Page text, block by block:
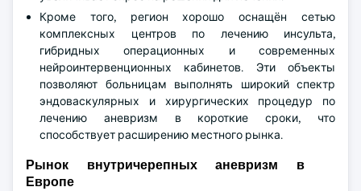
Кроме того, регион хорошо оснащён сетью
комплексных центров по лечению инсульта,
гибридных операционных и современных
нейроинтервенционных кабинетов. Эти объекты
позволяют больницам выполнять широкий спектр
эндоваскулярных и хирургических процедур по
лечению аневризм в короткие сроки, что
способствует расширению местного рынка.
Рынок внутричерепных аневризм в
Европе